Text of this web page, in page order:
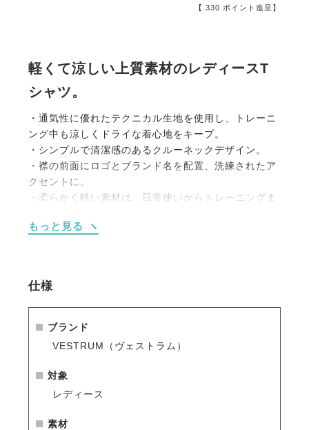
【 330 ポイント進呈】
軽くて涼しい上質素材のレディースT
シャツ。
・通気性に優れたテクニカル生地を使用し、トレーニ
ング中も涼しくドライな着心地をキープ。
・シンプルで清潔感のあるクルーネックデザイン。
・襟の前面にロゴとブランド名を配置、洗練されたア
クセントに。
・柔らかく軽い素材は、日常使いからトレーニングま
早くご案内している
ださい。
もっと見る
仕様
ブランド
VESTRUM（ヴェストラム）
対象
レディース
素材